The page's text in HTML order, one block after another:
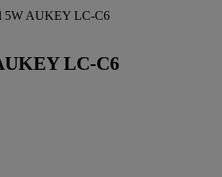
5W AUKEY LC-C6
LC-C6